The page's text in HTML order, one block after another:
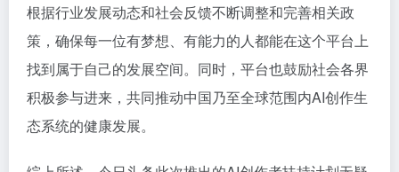
根据行业发展动态和社会反馈不断调整和完善相关政
策，确保每一位有梦想、有能力的人都能在这个平台上
找到属于自己的发展空间。同时，平台也鼓励社会各界
积极参与进来，共同推动中国乃至全球范围内AI创作生
态系统的健康发展。